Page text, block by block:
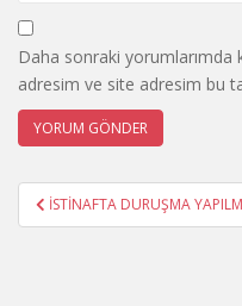
Daha sonraki yorumlarımda
adresim ve site adresim bu
Yazı
gezinmesi
İSTİNAFTA DURUŞMA